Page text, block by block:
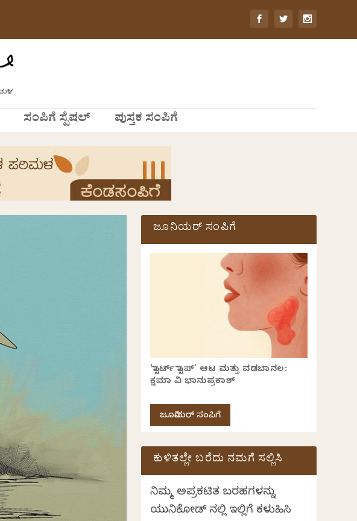
ಸಂಪಿಗೆ ಸ್ಪೆಷಲ್ ಪುಸ್ತಕ ಸಂಪಿಗೆ
ಜೂನಿಯರ್ ಸಂಪಿಗೆ
‘ಸ್ಟಾರ್ಟ್ ಸ್ಟಾಪ್’ ಆಟ ಮತ್ತು ವಡಬಾನಲ:
ಕ್ಷಮಾ ವಿ ಭಾನುಪ್ರಕಾಶ್
ಜೂನಿಯರ್ ಸಂಪಿಗೆ
ಕುಳಿತಲ್ಲೇ ಬರೆದು ನಮಗೆ ಸಲ್ಲಿಸಿ
ನಿಮ್ಮ ಅಪ್ರಕಟಿತ ಬರಹಗಳನ್ನು
ಯುನಿಕೋಡ್ ನಲ್ಲಿ ಇಲ್ಲಿಗೆ ಕಳುಹಿಸಿ